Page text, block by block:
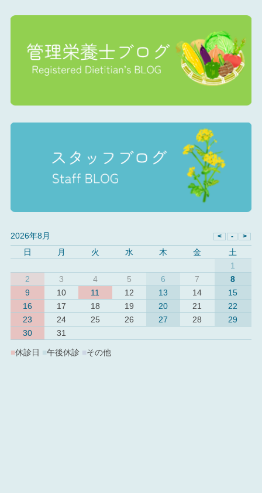
2026年8月
日
月 火 水 木 金
土
1
2
3 4 5 6 7
8
9
10 11 12 13 14
15
16
17 18 19 20 21
22
23
24 25 26 27 28
29
30
31
■休診日 ■午後休診 その他